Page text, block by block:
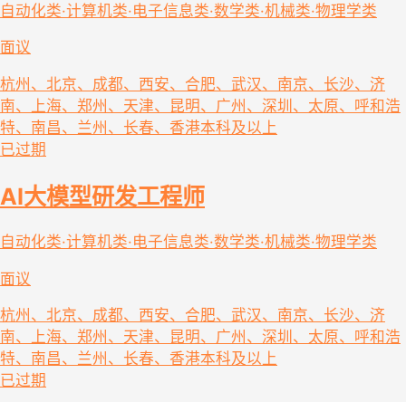
自动化类·计算机类·电子信息类·数学类·机械类·物理学类
面议
杭州、北京、成都、西安、合肥、武汉、南京、长沙、济
南、上海、郑州、天津、昆明、广州、深圳、太原、呼和浩
特、南昌、兰州、长春、香港本科及以上
已过期
AI大模型研发工程师
自动化类·计算机类·电子信息类·数学类·机械类·物理学类
面议
杭州、北京、成都、西安、合肥、武汉、南京、长沙、济
南、上海、郑州、天津、昆明、广州、深圳、太原、呼和浩
特、南昌、兰州、长春、香港本科及以上
已过期